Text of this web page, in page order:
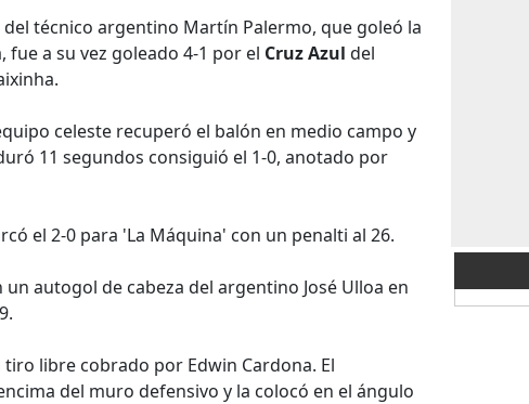
del técnico argentino Martín Palermo, que goleó la
fue a su vez goleado 4-1 por el Cruz Azul del
celeste recuperó el balón en medio campo y
11 segundos consiguió el 1-0, anotado por
el 2-0 para 'La Máquina' con un penalti al 26.
autogol de cabeza del argentino José Ulloa en
tiro libre cobrado por Edwin Cardona. El
del muro defensivo y la colocó en el ángulo